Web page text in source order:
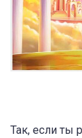
Так, если ты